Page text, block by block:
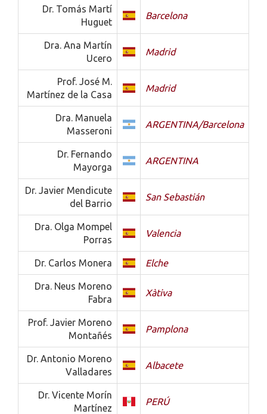
Dr. Tomás Martí
Huguet
Barcelona
Dra. Ana Martín
Ucero
Madrid
Prof. José M.
Martínez de la Casa
Madrid
Dra. Manuela
Masseroni
ARGENTINA/Barcelona
Dr. Fernando
Mayorga
ARGENTINA
Dr. Javier Mendicute
del Barrio
San Sebastián
Dra. Olga Mompel
Porras
Valencia
Dr. Carlos Monera Elche
Dra. Neus Moreno
Fabra
Xàtiva
Prof. Javier Moreno
Montañés
Pamplona
Dr. Antonio Moreno
Valladares
Albacete
Dr. Vicente Morín
Martínez
PERÚ